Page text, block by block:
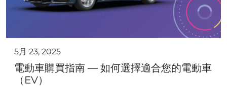
5月 23, 2025
電動車購買指南 — 如何選擇適合您的電動車
（EV）